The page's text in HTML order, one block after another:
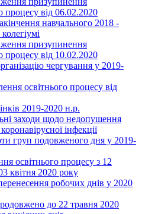
процесу від 06.02.2020
навчального 2018 -
призупинення
процесу від 10.02.2020
чергування у 2019-
освітнього процесу від
2019-2020 н.р.
заходи щодо недопушення
інфекції
груп подовженого дня у 2019-
освітнього процесу з 12
квітня 2020 року
робочих днів у 2020
до 22 травня 2020